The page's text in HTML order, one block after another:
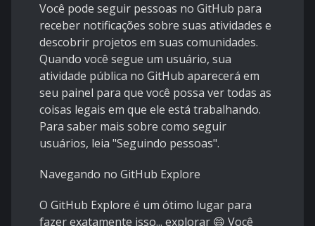
Você pode seguir pessoas no GitHub para
receber notificações sobre suas atividades e
descobrir projetos em suas comunidades.
Quando você segue um usuário, sua
atividade pública no GitHub aparecerá em
seu painel para que você possa ver todas as
coisas legais em que ele está trabalhando.
Para saber mais sobre como seguir
usuários, leia "Seguindo pessoas".
Navegando no GitHub Explore
O GitHub Explore é um ótimo lugar para
fazer exatamente isso... explorar 😄 Você